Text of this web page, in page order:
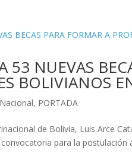
53 NUEVAS
BOLIVIANOS
Nacional, PORTADA
de Bolivia, Luis Arce
para la postulación